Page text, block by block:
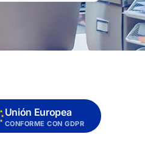
Unión Europea
CONFORME CON GDPR